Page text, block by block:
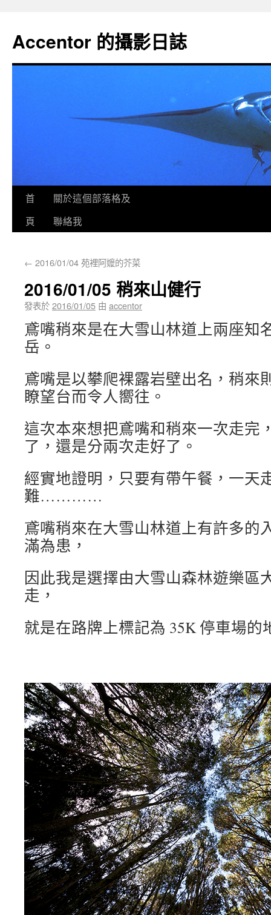
Accentor 的攝影日誌
首
頁
關於這個部落格及
聯絡我
← 2016/01/04 苑裡阿嬤的芥菜
2016/01/05 稍來山健行
發表於2016/01/05 由 accentor
鳶嘴稍來是在大雪山林道上兩座知
岳。
鳶嘴是以攀爬裸露岩壁出名，稍來
瞭望台而令人嚮往。
這次本來想把鳶嘴和稍來一次走完
了，還是分兩次走好了。
經實地證明，只要有帶午餐，一天
難…………
鳶嘴稍來在大雪山林道上有許多的
滿為患，
因此我是選擇由大雪山森林遊樂區
走，
就是在路牌上標記為 35K 停車場的